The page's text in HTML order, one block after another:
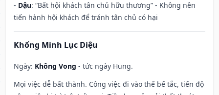
- Dậu: “Bất hội khách tân chủ hữu thương” - Không nên
tiến hành hội khách để tránh tân chủ có hại
Khổng Minh Lục Diệu
Ngày: Không Vong - tức ngày Hung.
Mọi việc dễ bất thành. Công việc đi vào thế bế tắc, tiến độ